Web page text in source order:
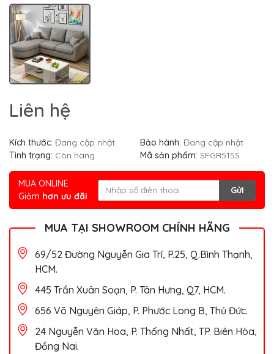
Liên hệ
Kích thước: Đang cập nhật Bảo hành: Đang cập nhật
Tình trạng: Còn hàng Mã sản phẩm: SFGR515S
MUA ONLINE
Giảm hơn ưu đãi
Gửi
MUA TẠI SHOWROOM CHÍNH HÃNG
69/52 Đường Nguyễn Gia Trí, P.25, Q.Bình Thạnh,
HCM.
445 Trần Xuân Soạn, P. Tân Hưng, Q7, HCM.
656 Võ Nguyên Giáp, P. Phước Long B, Thủ Đức.
24 Nguyễn Văn Hoa, P. Thống Nhất, TP. Biên Hòa,
Đồng Nai.